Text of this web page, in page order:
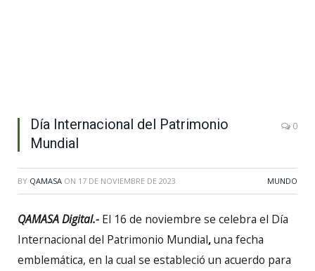
Día Internacional del Patrimonio
Mundial
0
BY QAMASA ON 17 DE NOVIEMBRE DE 2023 MUNDO
QAMASA Digital.- El 16 de noviembre se celebra el Día
Internacional del Patrimonio Mundial,una fecha
emblemática, en la cual se estableció un acuerdo para